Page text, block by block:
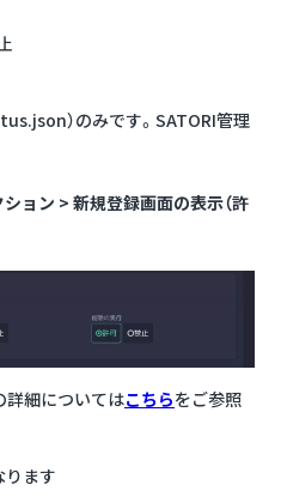
）のみです。SATORI管理
ョン > 新規登録画面の表示（許
詳細についてはこちらをご参照
ります